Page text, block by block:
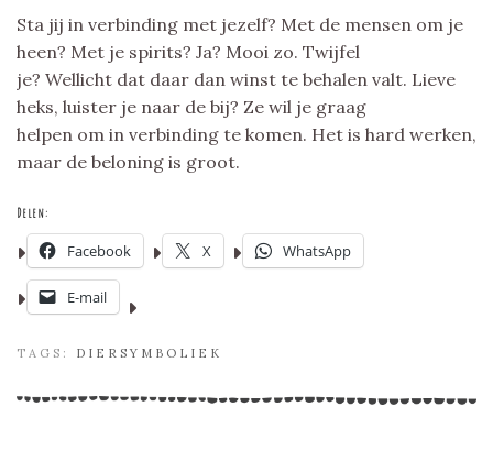
Sta jij in verbinding met jezelf? Met de mensen om je
heen? Met je spirits? Ja? Mooi zo. Twijfel
je? Wellicht dat daar dan winst te behalen valt. Lieve
heks, luister je naar de bij? Ze wil je graag
helpen om in verbinding te komen. Het is hard werken,
maar de beloning is groot.
Delen:
Facebook X WhatsApp
E-mail
TAGS: DIERSYMBOLIEK